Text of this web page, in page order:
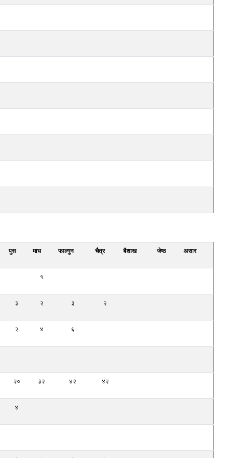
पुस माघ फाल्गुन चैत्र बैशाख जेष्ठ असार
१
३ २ ३ २
२ ४ ६
२० ३२ ४२ ४२
४